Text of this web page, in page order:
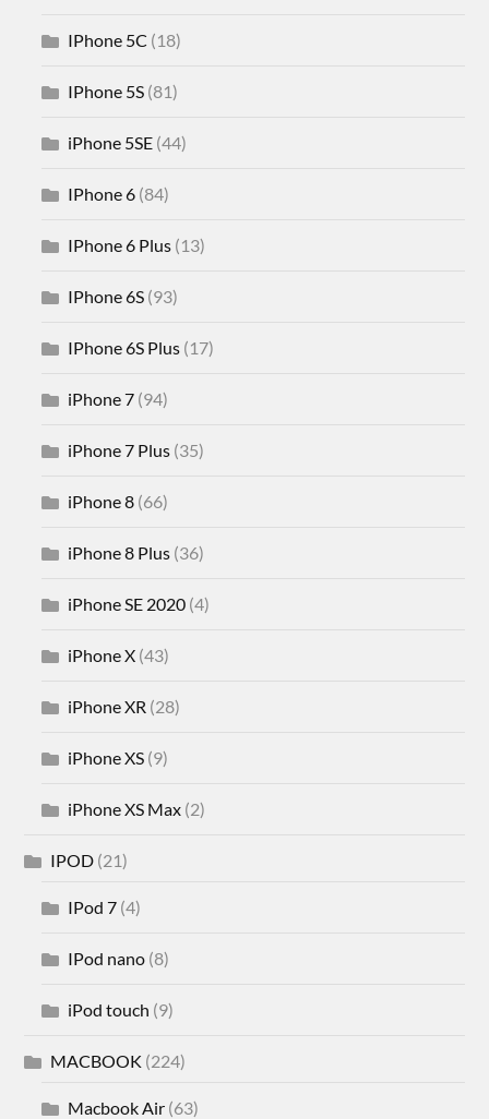
IPhone 5C (18)
IPhone 5S (81)
iPhone 5SE (44)
IPhone 6 (84)
IPhone 6 Plus (13)
IPhone 6S (93)
IPhone 6S Plus (17)
iPhone 7 (94)
iPhone 7 Plus (35)
iPhone 8 (66)
iPhone 8 Plus (36)
iPhone SE 2020 (4)
iPhone X (43)
iPhone XR (28)
iPhone XS (9)
iPhone XS Max (2)
IPOD (21)
IPod 7 (4)
IPod nano (8)
iPod touch (9)
MACBOOK (224)
Macbook Air (63)